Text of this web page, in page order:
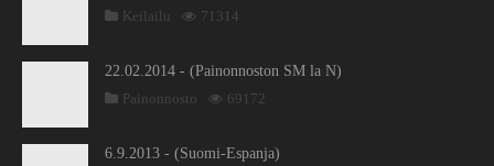
Keilailu
71314
22.02.2014 - (Painonnoston SM la N)
Painonnosto
69172
6.9.2013 - (Suomi-Espanja)